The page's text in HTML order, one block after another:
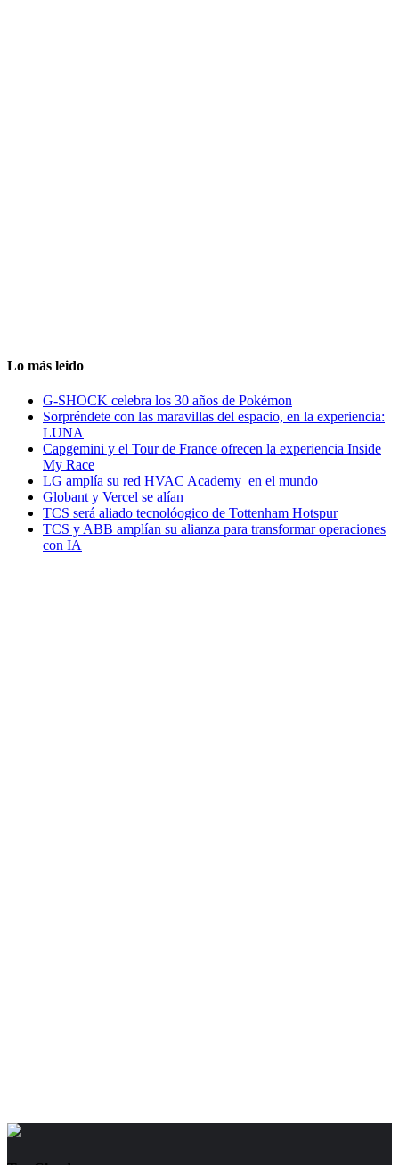
Lo más leido
G-SHOCK celebra los 30 años de Pokémon
Sorpréndete con las maravillas del espacio, en la experiencia:
LUNA
Capgemini y el Tour de France ofrecen la experiencia Inside
My Race
LG amplía su red HVAC Academy en el mundo
Globant y Vercel se alían
TCS será aliado tecnolóogico de Tottenham Hotspur
TCS y ABB amplían su alianza para transformar operaciones
con IA